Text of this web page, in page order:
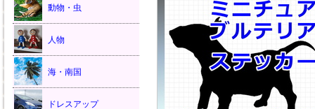
動物・虫
人物
海・南国
ドレスアップ